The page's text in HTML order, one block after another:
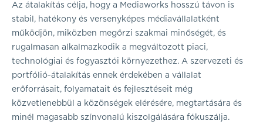
Az átalakítás célja, hogy a Mediaworks hosszú távon is
stabil, hatékony és versenyképes médiavállalatként
működjön, miközben megőrzi szakmai minőségét, és
rugalmasan alkalmazkodik a megváltozott piaci,
technológiai és fogyasztói környezethez. A szervezeti és
portfólió-átalakítás ennek érdekében a vállalat
erőforrásait, folyamatait és fejlesztéseit még
közvetlenebbül a közönségek elérésére, megtartására és
minél magasabb színvonalú kiszolgálására fókuszálja.